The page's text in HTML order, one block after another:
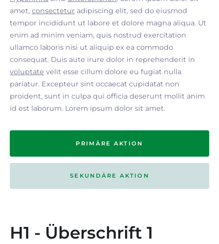
amet, consectetur adipiscing elit, sed do eiusmod
tempor incididunt ut labore et dolore magna aliqua. Ut
enim ad minim veniam, quis nostrud exercitation
ullamco laboris nisi ut aliquip ex ea commodo
consequat. Duis aute irure dolor in reprehenderit in
voluptate velit esse cillum dolore eu fugiat nulla
pariatur. Excepteur sint occaecat cupidatat non
proident, sunt in culpa qui officia deserunt mollit anim
id est laborum. Lorem ipsum dolor sit amet.
PRIMÄRE AKTION
SEKUNDÄRE AKTION
H1 - Überschrift 1